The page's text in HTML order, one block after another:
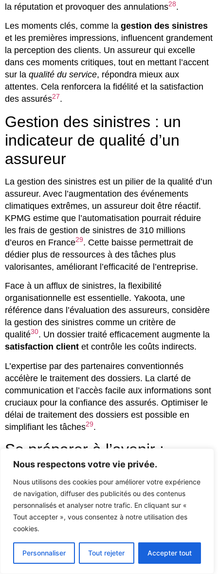
Nous respectons votre vie privée.
Nous utilisons des cookies pour améliorer votre expérience
de navigation, diffuser des publicités ou des contenus
personnalisés et analyser notre trafic. En cliquant sur «
Tout accepter », vous consentez à notre utilisation des
cookies.
Personnaliser Tout rejeter Accepter tout
la réputation et provoquer des annulations28.
Les moments clés, comme la gestion des sinistres
et les premières impressions, influencent grandement
la perception des clients. Un assureur qui excelle
dans ces moments critiques, tout en mettant l’accent
sur la qualité du service, répondra mieux aux
attentes. Cela renforcera la fidélité et la satisfaction
des assurés27.
Gestion des sinistres : un
indicateur de qualité d’un
assureur
La gestion des sinistres est un pilier de la qualité d’un
assureur. Avec l’augmentation des événements
climatiques extrêmes, un assureur doit être réactif.
KPMG estime que l’automatisation pourrait réduire
les frais de gestion de sinistres de 310 millions
d’euros en France29. Cette baisse permettrait de
dédier plus de ressources à des tâches plus
valorisantes, améliorant l’efficacité de l’entreprise.
Face à un afflux de sinistres, la flexibilité
organisationnelle est essentielle. Yakoota, une
référence dans l’évaluation des assureurs, considère
la gestion des sinistres comme un critère de
qualité30. Un dossier traité efficacement augmente la
satisfaction client et contrôle les coûts indirects.
L’expertise par des partenaires conventionnés
accélère le traitement des dossiers. La clarté de
communication et l’accès facile aux informations sont
cruciaux pour la confiance des assurés. Optimiser le
délai de traitement des dossiers est possible en
simplifiant les tâches29.
Se préparer à l’avenir :
tendances de l’assurance en
2025
À l’horizon 2025, le secteur de l’assurance doit
s’adapter à des tendances majeures. Les
innovations
des objets connectés, seront cruciales. Elles
permettront aux assureurs de mieux comprendre les